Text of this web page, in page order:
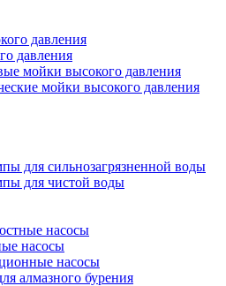
давления
мойки высокого давления
мойки высокого давления
для сильнозагрязненной воды
для чистой воды
насосы
насосы
насосы
алмазного бурения